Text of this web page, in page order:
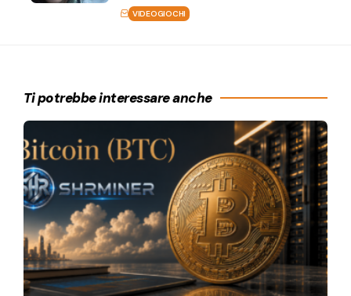
VIDEOGIOCHI
Ti potrebbe interessare anche